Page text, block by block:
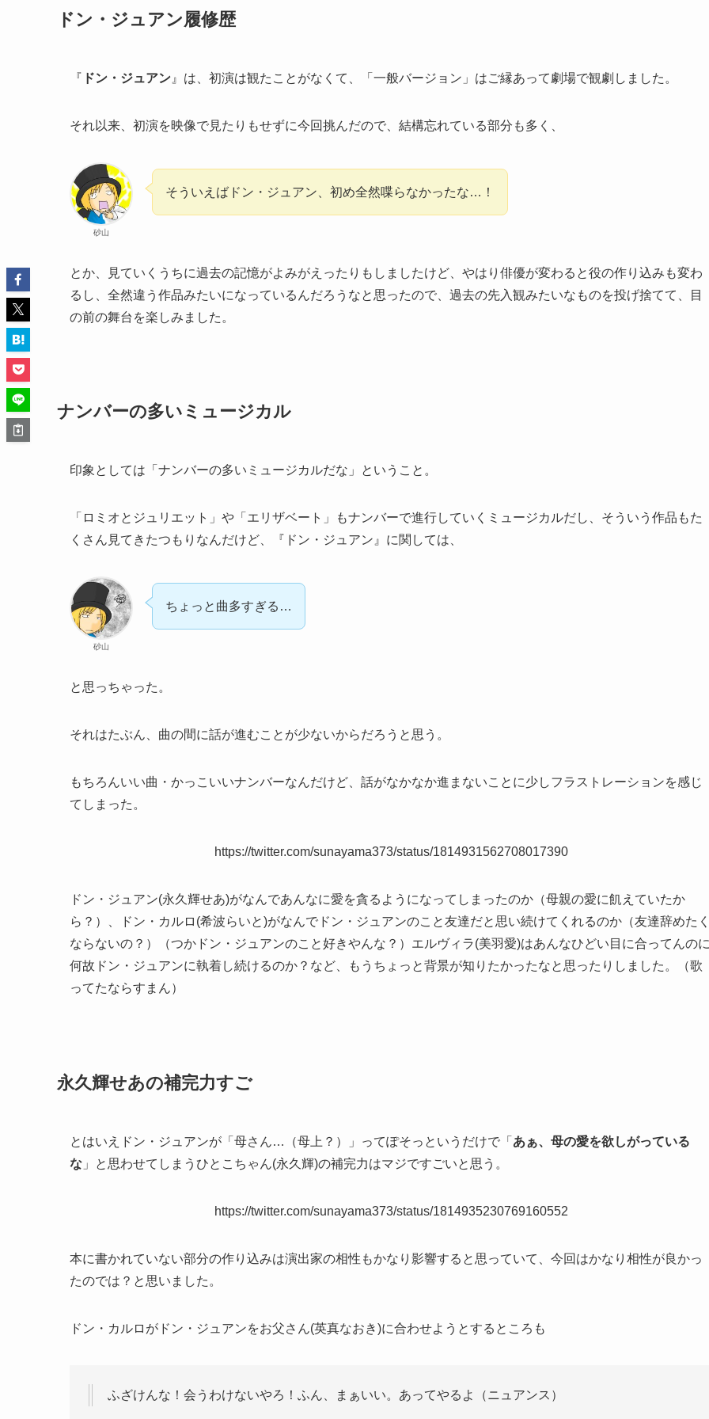
ドン・ジュアン履修歴
『 ドン・ジュアン 』は、初演は観たことがなくて、「一般バージョン」はご縁あって劇場で観劇しました。
それ以来、初演を映像で見たりもせずに今回挑んだので、結構忘れている部分も多く、
砂山
そういえばドン・ジュアン、初め全然喋らなかったな…！
とか、見ていくうちに過去の記憶がよみがえったりもしましたけど、やはり俳優が変わると役の作り込みも変わ
るし、全然違う作品みたいになっているんだろうなと思ったので、過去の先入観みたいなものを投げ捨てて、目
の前の舞台を楽しみました。
ナンバーの多いミュージカル
印象としては「ナンバーの多いミュージカルだな」ということ。
「ロミオとジュリエット」や「エリザベート」もナンバーで進行していくミュージカルだし、そういう作品もた
くさん見てきたつもりなんだけど、『ドン・ジュアン』に関しては、
砂山
ちょっと曲多すぎる…
と思っちゃった。
それはたぶん、曲の間に話が進むことが少ないからだろうと思う。
もちろんいい曲・かっこいいナンバーなんだけど、話がなかなか進まないことに少しフラストレーションを感じ
てしまった。
https://twitter.com/sunayama373/status/1814931562708017390
ドン・ジュアン(永久輝せあ)がなんであんなに愛を貪るようになってしまったのか（母親の愛に飢えていたか
ら？）、ドン・カルロ(希波らいと)がなんでドン・ジュアンのこと友達だと思い続けてくれるのか（友達辞めた
ならないの？）（つかドン・ジュアンのこと好きやんな？）エルヴィラ(美羽愛)はあんなひどい目に合ってんの
何故ドン・ジュアンに執着し続けるのか？など、もうちょっと背景が知りたかったなと思ったりしました。（歌
ってたならすまん）
永久輝せあの補完力すご
とはいえドン・ジュアンが「母さん…（母上？）」ってぽそっというだけで「 あぁ、母の愛を欲しがっている
な 」と思わせてしまうひとこちゃん(永久輝)の補完力はマジですごいと思う。
https://twitter.com/sunayama373/status/1814935230769160552
本に書かれていない部分の作り込みは演出家の相性もかなり影響すると思っていて、今回はかなり相性が良かっ
たのでは？と思いました。
ドン・カルロがドン・ジュアンをお父さん(英真なおき)に合わせようとするところも
ふざけんな！会うわけないやろ！ふん、まぁいい。あってやるよ（ニュアンス）